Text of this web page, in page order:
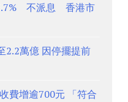
不派息 香港市
2.2萬億 因停擺提前
費增逾700元 「符合